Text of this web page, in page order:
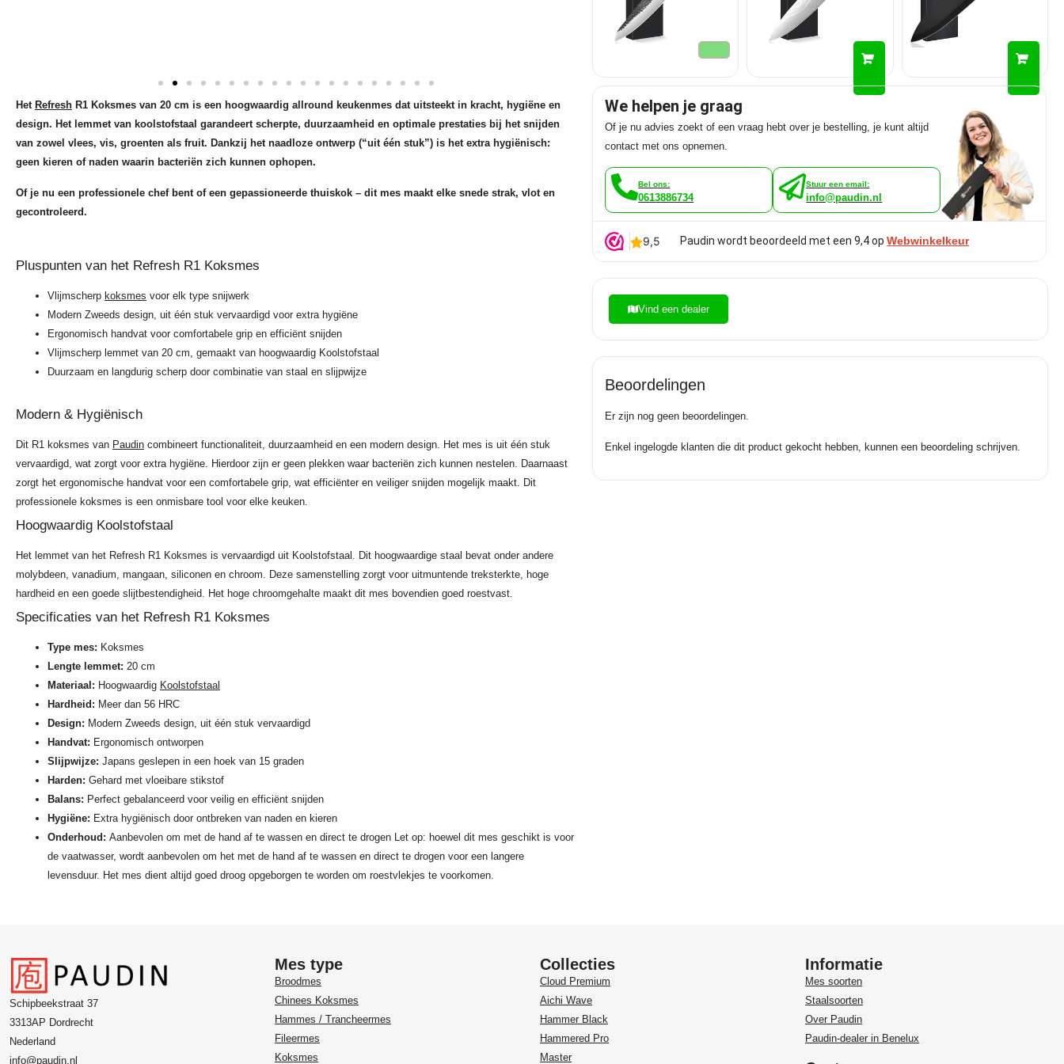
Het Refresh R1 Koksmes van 20 cm is een hoogwaardig allround keukenmes dat uitsteekt in kracht, hygiëne en
design. Het lemmet van koolstofstaal garandeert scherpte, duurzaamheid en optimale prestaties bij het snijden
van zowel vlees, vis, groenten als fruit. Dankzij het naadloze ontwerp (“uit één stuk”) is het extra hygiënisch:
geen kieren of naden waarin bacteriën zich kunnen ophopen.
Of je nu een professionele chef bent of een gepassioneerde thuiskok – dit mes maakt elke snede strak, vlot en
gecontroleerd.
Pluspunten van het Refresh R1 Koksmes
Vlijmscherp koksmes voor elk type snijwerk
Modern Zweeds design, uit één stuk vervaardigd voor extra hygiëne
Ergonomisch handvat voor comfortabele grip en efficiënt snijden
Vlijmscherp lemmet van 20 cm, gemaakt van hoogwaardig Koolstofstaal
Duurzaam en langdurig scherp door combinatie van staal en slijpwijze
Modern & Hygiënisch
Dit R1 koksmes van Paudin combineert functionaliteit, duurzaamheid en een modern design. Het mes is uit één stuk
vervaardigd, wat zorgt voor extra hygiëne. Hierdoor zijn er geen plekken waar bacteriën zich kunnen nestelen. Daarnaast
zorgt het ergonomische handvat voor een comfortabele grip, wat efficiënter en veiliger snijden mogelijk maakt. Dit
professionele koksmes is een onmisbare tool voor elke keuken.
Hoogwaardig Koolstofstaal
Het lemmet van het Refresh R1 Koksmes is vervaardigd uit Koolstofstaal. Dit hoogwaardige staal bevat onder andere
molybdeen, vanadium, mangaan, siliconen en chroom. Deze samenstelling zorgt voor uitmuntende treksterkte, hoge
hardheid en een goede slijtbestendigheid. Het hoge chroomgehalte maakt dit mes bovendien goed roestvast.
Specificaties van het Refresh R1 Koksmes
Type mes: Koksmes
Lengte lemmet: 20 cm
Materiaal: Hoogwaardig Koolstofstaal
Hardheid: Meer dan 56 HRC
Design: Modern Zweeds design, uit één stuk vervaardigd
Handvat: Ergonomisch ontworpen
Slijpwijze: Japans geslepen in een hoek van 15 graden
Harden: Gehard met vloeibare stikstof
Balans: Perfect gebalanceerd voor veilig en efficiënt snijden
Hygiëne: Extra hygiënisch door ontbreken van naden en kieren
Onderhoud: Aanbevolen om met de hand af te wassen en direct te drogen Let op: hoewel dit mes geschikt is voor
de vaatwasser, wordt aanbevolen om het met de hand af te wassen en direct te drogen voor een langere
levensduur. Het mes dient altijd goed droog opgeborgen te worden om roestvlekjes te voorkomen.
We helpen je graag
Of je nu advies zoekt of een vraag hebt over je bestelling, je kunt altijd
contact met ons opnemen.
Bel ons:
0613886734
Stuur een email:
info@paudin.nl
Paudin wordt beoordeeld met een 9,4 opWebwinkelkeur
Vind een dealer
Beoordelingen
Er zijn nog geen beoordelingen.
Enkel ingelogde klanten die dit product gekocht hebben, kunnen een beoordeling schrijven.
Schipbeekstraat 37
3313AP Dordrecht
Nederland
info@paudin.nl
Mes type
Broodmes
Chinees Koksmes
Hammes / Trancheermes
Fileermes
Koksmes
Collecties
Cloud Premium
Aichi Wave
Hammer Black
Hammered Pro
Master
Informatie
Mes soorten
Staalsoorten
Over Paudin
Paudin-dealer in Benelux